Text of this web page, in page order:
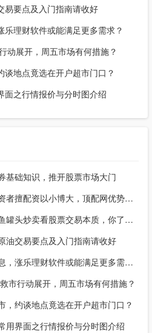
易要点及入门指南请收好
理财软件或能满足更多需求？
动展开，周五市场有何措施？
地点竟选在开户超市门口？
面之行情报价与分时图介绍
基础知识，推开股票市场大门
股票和期货市场实力投资者擅配资以小博大，顶配网优势尽显
股票入门知识：从沙丁鱼罐头炒卖看股票交易本质，你了解吗？
油交易要点及入门指南请收好
股民常用电视获股市信息，涨乐理财软件或能满足更多需求？
市行动展开，周五市场有何措施？
，约谈地点竟选在开户超市门口？
用界面之行情报价与分时图介绍